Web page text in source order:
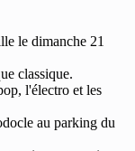
le dimanche 21
classique.
l'électro et les
au parking du